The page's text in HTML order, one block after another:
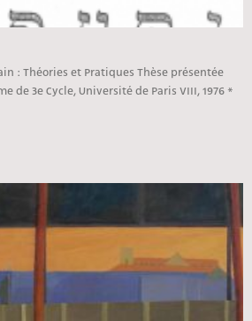
: Théories et Pratiques Thèse présentée
de 3e Cycle, Université de Paris VIII, 1976 *